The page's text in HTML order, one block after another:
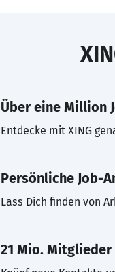
Über eine Million
Entdecke mit XING
Persönliche Job-
Lass Dich finden von
21 Mio. Mitglieder